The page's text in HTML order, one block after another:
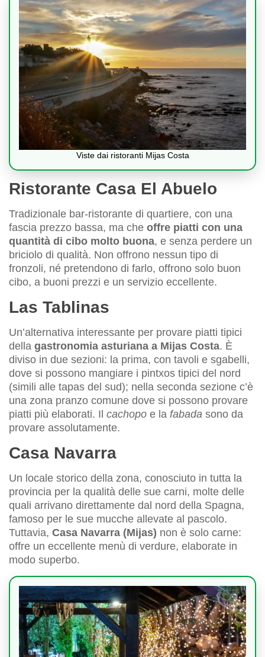
Viste dai ristoranti Mijas Costa
Ristorante Casa El Abuelo
Tradizionale bar-ristorante di quartiere, con una
fascia prezzo bassa, ma che offre piatti con una
quantità di cibo molto buona, e senza perdere un
briciolo di qualità. Non offrono nessun tipo di
fronzoli, né pretendono di farlo, offrono solo buon
cibo, a buoni prezzi e un servizio eccellente.
Las Tablinas
Un’alternativa interessante per provare piatti tipici
della gastronomia asturiana a Mijas Costa. È
diviso in due sezioni: la prima, con tavoli e sgabelli,
dove si possono mangiare i pintxos tipici del nord
(simili alle tapas del sud); nella seconda sezione c’è
una zona pranzo comune dove si possono provare
piatti più elaborati. Il cachopo e la fabada sono da
provare assolutamente.
Casa Navarra
Un locale storico della zona, conosciuto in tutta la
provincia per la qualità delle sue carni, molte delle
quali arrivano direttamente dal nord della Spagna,
famoso per le sue mucche allevate al pascolo.
Tuttavia, Casa Navarra (Mijas) non è solo carne:
offre un eccellente menù di verdure, elaborate in
modo superbo.